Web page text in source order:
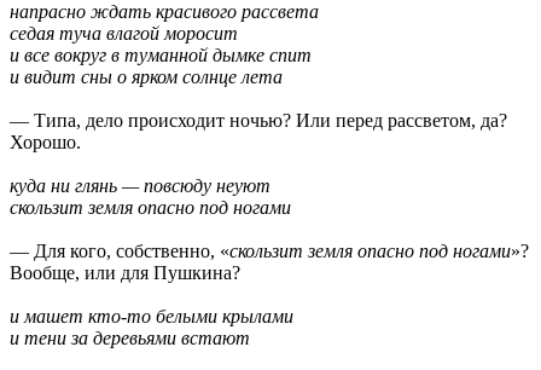
напрасно ждать красивого рассвета
седая туча влагой моросит
и все вокруг в туманной дымке спит
и видит сны о ярком солнце лета
— Типа, дело происходит ночью? Или перед рассветом, да?
Хорошо.
куда ни глянь — повсюду неуют
скользит земля опасно под ногами
— Для кого, собственно, «скользит земля опасно под ногами»?
Вообще, или для Пушкина?
и машет кто-то белыми крылами
и тени за деревьями встают